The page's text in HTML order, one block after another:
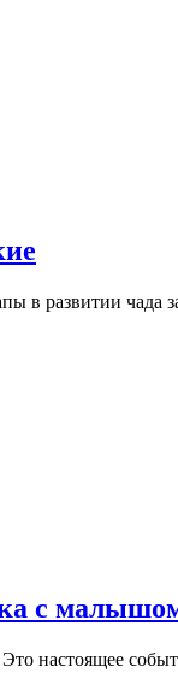
в развитии
с
настоящее